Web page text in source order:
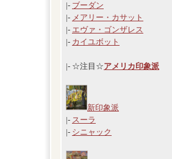
|- ブーダン
|- メアリー・カサット
|- エヴァ・ゴンザレス
|- カイユボット
|- ☆注目☆アメリカ印象派
新印象派
|- スーラ
|- シニャック